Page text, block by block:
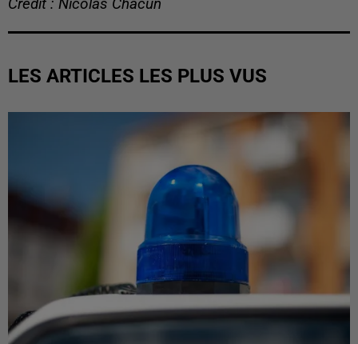
Crédit : Nicolas Chacun
LES ARTICLES LES PLUS VUS